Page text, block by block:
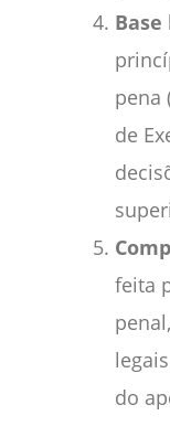
Base
pena
de
feita
do